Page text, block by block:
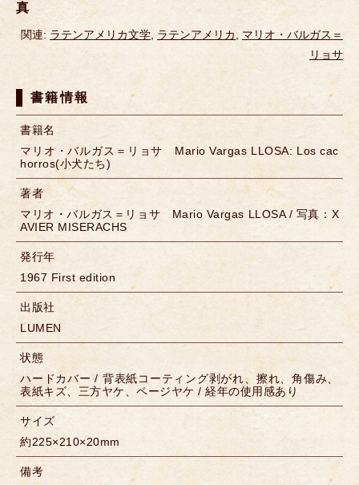
真
関連: ラテンアメリカ文学, ラテンアメリカ, マリオ・バルガス＝
リョサ
書籍情報
書籍名
マリオ・バルガス＝リョサ Mario Vargas LLOSA: Los cac
horros(小犬たち)
著者
マリオ・バルガス＝リョサ Mario Vargas LLOSA / 写真：X
AVIER MISERACHS
発行年
1967 First edition
出版社
LUMEN
状態
ハードカバー / 背表紙コーティング剥がれ、擦れ、角傷み、
表紙キズ、三方ヤケ、ページヤケ / 経年の使用感あり
サイズ
約225×210×20mm
備考